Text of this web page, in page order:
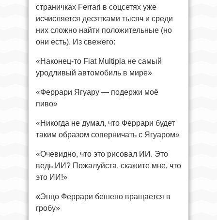
страничках Ferrari в соцсетях уже
исчисляется десятками тысяч и среди
них сложно найти положительные (но
они есть). Из свежего:
«Наконец-то Fiat Multipla не самый
уродливый автомобиль в мире»
«Феррари Ягуару — подержи моё
пиво»
«Никогда не думал, что Феррари будет
таким образом соперничать с Ягуаром»
«Очевидно, что это рисовал ИИ. Это
ведь ИИ? Пожалуйста, скажите мне, что
это ИИ!»
«Энцо Феррари бешено вращается в
гробу»